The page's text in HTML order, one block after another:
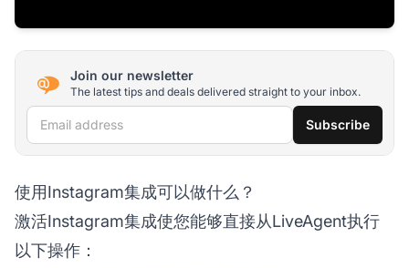
Join our newsletter
The latest tips and deals delivered straight to your inbox.
Email address Subscribe
使用Instagram集成可以做什么？
激活Instagram集成使您能够直接从LiveAgent执行
以下操作：